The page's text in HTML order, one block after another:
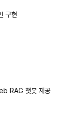
구현
RAG 챗봇 제공